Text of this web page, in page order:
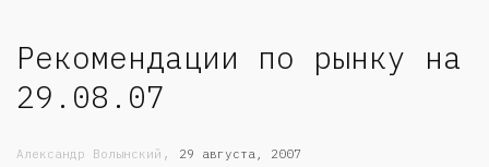
Рекомендации по рынку на
29.08.07
Александр Волынский , 29 августа, 2007